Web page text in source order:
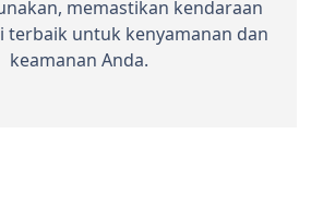
memastikan kendaraan
terbaik untuk kenyamanan dan
keamanan Anda.